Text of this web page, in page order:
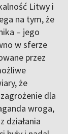
Litwy i
na tym, że
– jego
w sferze
przez
że
dla
wroga,
działania